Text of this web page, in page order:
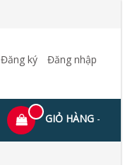
Đăng ký Đăng nhập
GIỎ HÀNG -